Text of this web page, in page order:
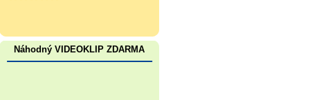
Náhodný VIDEOKLIP ZDARMA